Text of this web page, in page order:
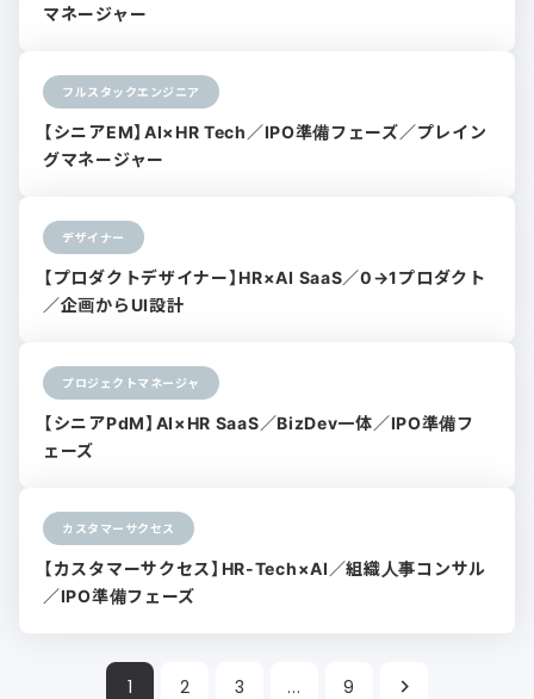
マネージャー
フルスタックエンジニア
【シニアEM】AI×HR Tech／IPO準備フェーズ／プレイン
グマネージャー
デザイナー
【プロダクトデザイナー】HR×AI SaaS／0→1プロダクト
／企画からUI設計
プロジェクトマネージャ
【シニアPdM】AI×HR SaaS／BizDev一体／IPO準備フ
ェーズ
カスタマーサクセス
【カスタマーサクセス】HR-Tech×AI／組織人事コンサル
／IPO準備フェーズ
1 2 3 ... 9